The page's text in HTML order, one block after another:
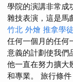
學院的演講非常成
雜技表演，這是馬
竹北 外燴 推拿學徒
任何一個月的任何
意義的計劃使我們
他一直在努力擴大
和專業。 旅行條